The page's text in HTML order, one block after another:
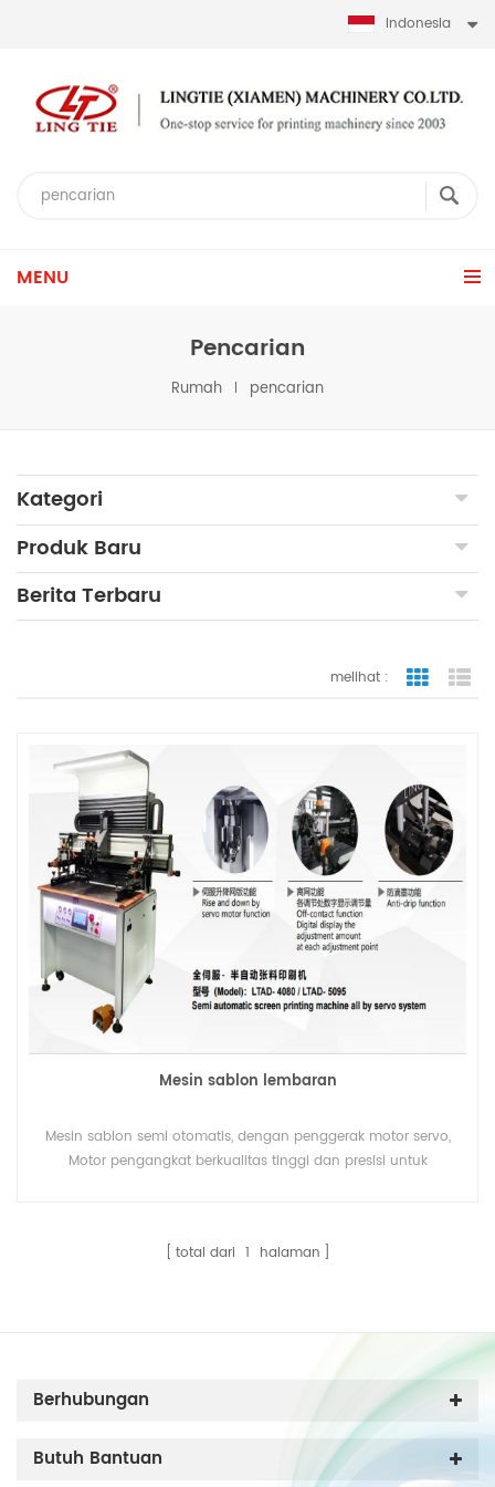
Indonesia
MENU
Pencarian
Rumah pencarian
Kategori
Produk Baru
Berita Terbaru
melihat :
Mesin sablon lembaran
Mesin sablon semi otomatis, dengan penggerak motor servo,
Motor pengangkat berkualitas tinggi dan presisi untuk
total dari 1 halaman
Berhubungan
Butuh Bantuan